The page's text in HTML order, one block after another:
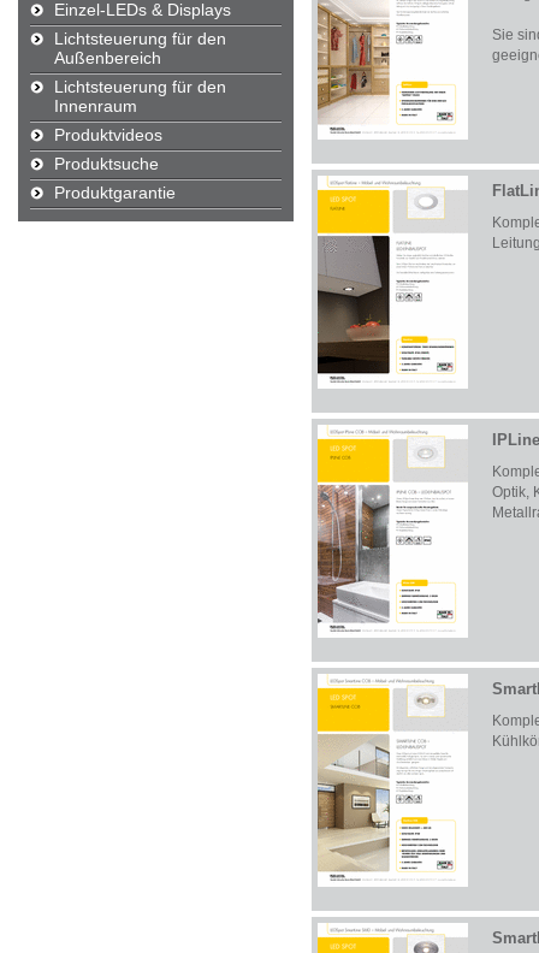
Einzel-LEDs & Displays
Lichtsteuerung für den
Außenbereich
Lichtsteuerung für den
Innenraum
Produktvideos
Produktsuche
Produktgarantie
Sie
Optik,